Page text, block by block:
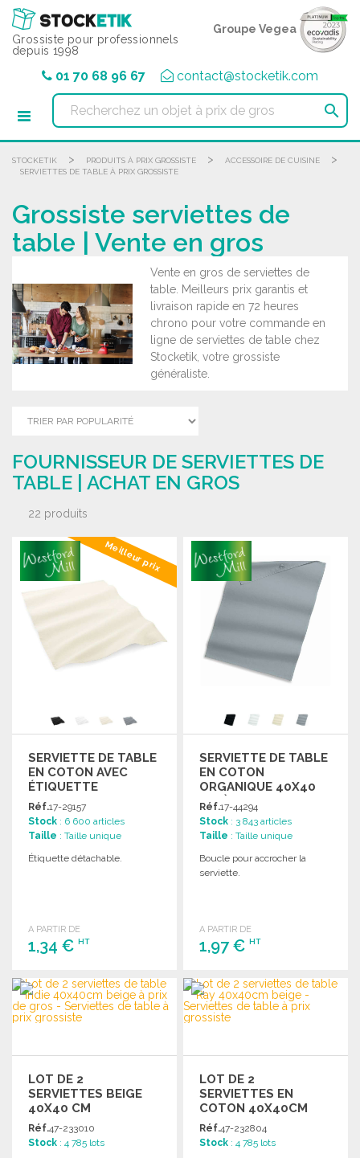
Grossiste pour professionnels
depuis 1998
Groupe Vegea
01 70 68 96 67 contact@stocketik.com

STOCKETIK > PRODUITS À PRIX GROSSISTE > ACCESSOIRE DE CUISINE >
SERVIETTES DE TABLE À PRIX GROSSISTE
Grossiste serviettes de
table | Vente en gros
Vente en gros de serviettes de
table. Meilleurs prix garantis et
livraison rapide en 72 heures
chrono pour votre commande en
ligne de serviettes de table chez
Stocketik, votre grossiste
généraliste.
FOURNISSEUR DE SERVIETTES DE
TABLE | ACHAT EN GROS
22 produits
Meilleur prix
SERVIETTE DE TABLE
EN COTON AVEC
ÉTIQUETTE
Réf.17-29157
Stock : 6 600 articles
Taille : Taille unique
Étiquette détachable.
A PARTIR DE
1,34 € HT
COMMANDER
Demander un devis
SERVIETTE DE TABLE
EN COTON
ORGANIQUE 40X40
CM À PRIX DE GROS
Réf.17-44294
Stock : 3 843 articles
Taille : Taille unique
Boucle pour accrocher la
serviette.
A PARTIR DE
1,97 €HT
COMMANDER
Demander un devis
LOT DE 2
SERVIETTES BEIGE
40X40 CM
Réf.47-233010
Stock : 4 785 lots
LOT DE 2
SERVIETTES EN
COTON 40X40CM
BEIGE
Réf.47-232804
Stock : 4 785 lots
Panneau de gestion des cookies